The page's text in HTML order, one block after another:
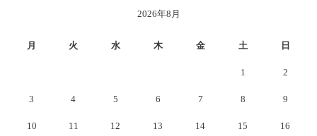
2026年8月
月 火 水 木 金 土 日
1 2
3 4 5 6 7 8 9
10 11 12 13 14 15 16